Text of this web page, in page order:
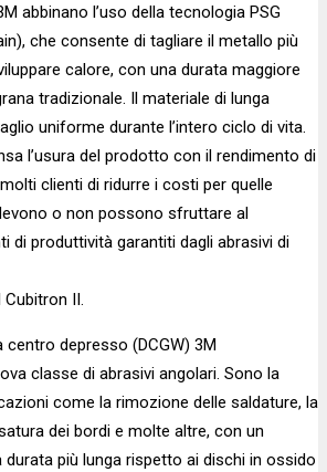
abbinano l’uso della tecnologia PSG
che consente di tagliare il metallo più
calore, con una durata maggiore
tradizionale. Il materiale di lunga
uniforme durante l’intero ciclo di vita.
l’usura del prodotto con il rendimento di
clienti di ridurre i costi per quelle
o non possono sfruttare al
di produttività garantiti dagli abrasivi di
II.
centro depresso (DCGW) 3M
classe di abrasivi angolari. Sono la
come la rimozione delle saldature, la
dei bordi e molte altre, con un
durata più lunga rispetto ai dischi in ossido